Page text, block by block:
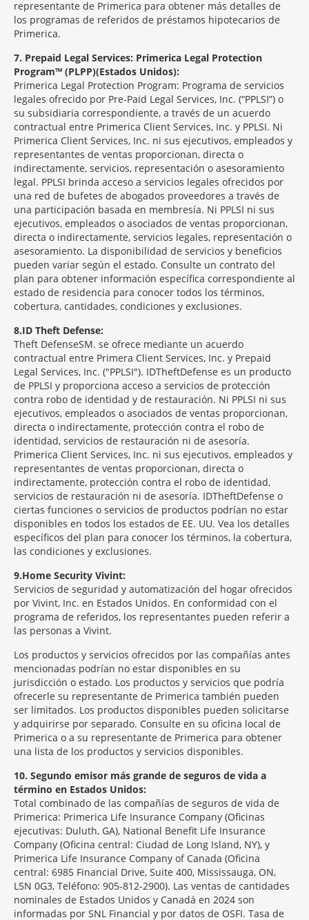
representante de Primerica para obtener más detalles de
los programas de referidos de préstamos hipotecarios de
Primerica.
7 Prepaid Legal Services: Primerica Legal Protection
Program™ (PLPP)(Estados Unidos):
Primerica Legal Protection Program: Programa de servicios
legales ofrecido por Pre-Paid Legal Services, Inc. (“PPLSI”) o
su subsidiaria correspondiente, a través de un acuerdo
contractual entre Primerica Client Services, Inc. y PPLSI. Ni
Primerica Client Services, Inc. ni sus ejecutivos, empleados y
representantes de ventas proporcionan, directa o
indirectamente, servicios, representación o asesoramiento
legal. PPLSI brinda acceso a servicios legales ofrecidos por
una red de bufetes de abogados proveedores a través de
una participación basada en membresía. Ni PPLSI ni sus
ejecutivos, empleados o asociados de ventas proporcionan,
directa o indirectamente, servicios legales, representación o
asesoramiento. La disponibilidad de servicios y beneficios
pueden variar según el estado. Consulte un contrato del
plan para obtener información específica correspondiente al
estado de residencia para conocer todos los términos,
cobertura, cantidades, condiciones y exclusiones.
8 ID Theft Defense:
Theft DefenseSM se ofrece mediante un acuerdo
contractual entre Primera Client Services, Inc. y Prepaid
Legal Services, Inc. ("PPLSI"). IDTheftDefense es un producto
de PPLSI y proporciona acceso a servicios de protección
contra robo de identidad y de restauración. Ni PPLSI ni sus
ejecutivos, empleados o asociados de ventas proporcionan,
directa o indirectamente, protección contra el robo de
identidad, servicios de restauración ni de asesoría.
Primerica Client Services, Inc. ni sus ejecutivos, empleados y
representantes de ventas proporcionan, directa o
indirectamente, protección contra el robo de identidad,
servicios de restauración ni de asesoría. IDTheftDefense o
ciertas funciones o servicios de productos podrían no estar
disponibles en todos los estados de EE. UU. Vea los detalles
específicos del plan para conocer los términos, la cobertura,
las condiciones y exclusiones.
9 Home Security Vivint:
Servicios de seguridad y automatización del hogar ofrecidos
por Vivint, Inc. en Estados Unidos. En conformidad con el
programa de referidos, los representantes pueden referir a
las personas a Vivint.
Los productos y servicios ofrecidos por las compañías antes
mencionadas podrían no estar disponibles en su
jurisdicción o estado. Los productos y servicios que podría
ofrecerle su representante de Primerica también pueden
ser limitados. Los productos disponibles pueden solicitarse
y adquirirse por separado. Consulte en su oficina local de
Primerica o a su representante de Primerica para obtener
una lista de los productos y servicios disponibles.
10 Segundo emisor más grande de seguros de vida a
término en Estados Unidos:
Total combinado de las compañías de seguros de vida de
Primerica: Primerica Life Insurance Company (Oficinas
ejecutivas: Duluth, GA), National Benefit Life Insurance
Company (Oficina central: Ciudad de Long Island, NY), y
Primerica Life Insurance Company of Canada (Oficina
central: 6985 Financial Drive, Suite 400, Mississauga, ON,
L5N 0G3, Teléfono: 905-812-2900). Las ventas de cantidades
nominales de Estados Unidos y Canadá en 2024 son
informadas por SNL Financial y por datos de OSFI. Tasa de